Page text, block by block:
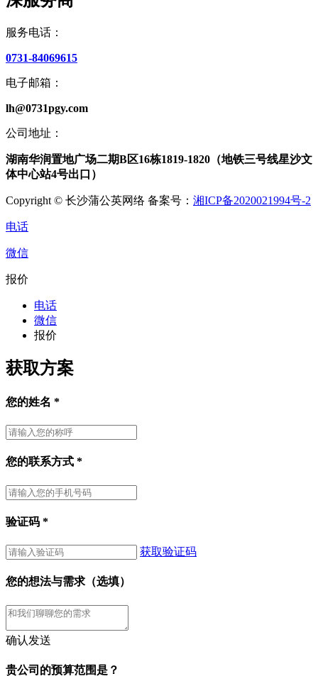
服务电话：
0731-84069615
电子邮箱：
lh@0731pgy.com
公司地址：
湖南华润置地广场二期B区16栋1819-1820（地铁三号线星沙文
体中心站4号出口）
Copyright © 长沙蒲公英网络 备案号： 湘ICP备2020021994号-2
电话
微信
报价
电话
微信
报价
获取方案
您的姓名 *
您的联系方式 *
验证码 *
获取验证码
您的想法与需求（选填）
确认发送
贵公司的预算范围是？